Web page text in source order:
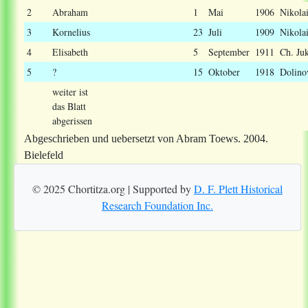
2
Abraham 1 Mai 1906
3
Kornelius 23 Juli 1909
4
Elisabeth 5 September 1911 Ch.
5
? 15 Oktober 1918
weiter ist
das Blatt
abgerissen
Abgeschrieben und uebersetzt von Abram Toews. 2004.
Bielefeld
© 2025 Chortitza.org | Supported byD. F. Plett Historical
Research Foundation Inc.